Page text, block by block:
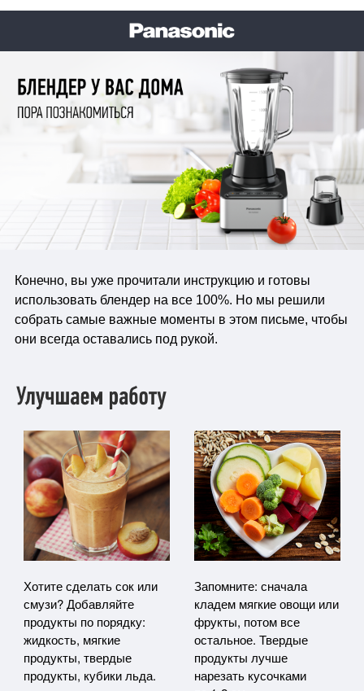
Конечно, вы уже прочитали инструкцию и готовы
использовать блендер на все 100%. Но мы решили
собрать самые важные моменты в этом письме, чтобы
они всегда оставались под рукой.
Хотите сделать сок или
смузи? Добавляйте
продукты по порядку:
жидкость, мягкие
продукты, твердые
продукты, кубики льда.
Запомните: сначала
кладем мягкие овощи или
фрукты, потом все
остальное. Твердые
продукты лучше
нарезать кусочками